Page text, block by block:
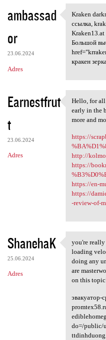
ambassad
or
23.06.2024
Adres
Kraken
Kraken
ссылка,
Kraken13.at
Большой
кракен
Earnestfrut
t
23.06.2024
Adres
Hello, for
Hello, for all
early in the
more and
https://
http://
https://
https://en-
https://
-review-of-
ShanehaK
25.06.2024
Adres
you're
you're really
loading
doing any
are
on this
эвакуатор-
do=/public/